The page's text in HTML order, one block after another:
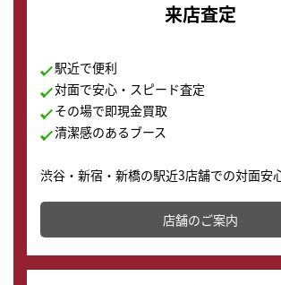
来店査定
駅近で便利
対面で安心・スピード査定
その場で即現金買取
清潔感のあるブース
渋谷・新宿・新橋の駅近3店舗での対面安
その場で現金買取致します。渋谷本店で
店舗を併設しており、下取りに出してお得
の購入もできます♪
店舗のご案内